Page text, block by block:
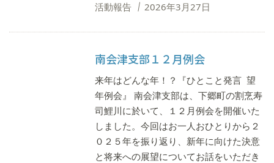
活動報告
2026年3月27日
南会津支部１２月例会
来年はどんな年！？『ひとこと発言 望
年例会』 南会津支部は、下郷町の割烹寿
司鯉川に於いて、１２月例会を開催いた
しました。今回はお一人おひとりから２
０２５年を振り返り、新年に向けた決意
と将来への展望についてお話をいただき